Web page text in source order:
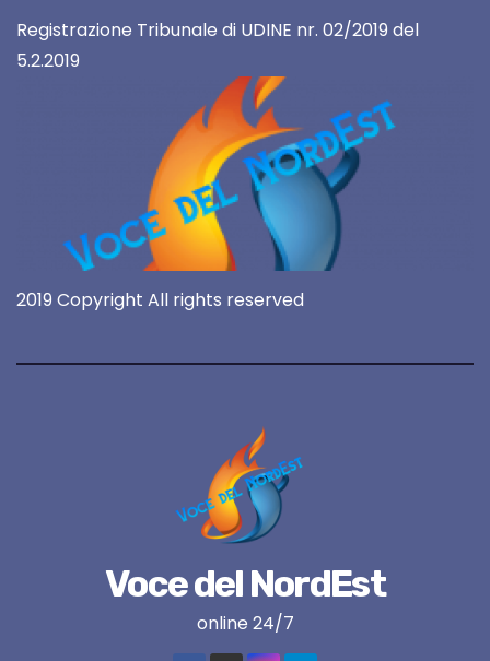
Registrazione Tribunale di UDINE nr. 02/2019 del
5.2.2019
2019 Copyright All rights reserved
Voce del NordEst
online 24/7